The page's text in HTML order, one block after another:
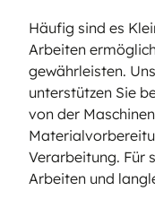
Häufig sind es
Arbeiten
gewährleisten.
unterstützen Sie
von der
Verarbeitung. Für
Arbeiten und